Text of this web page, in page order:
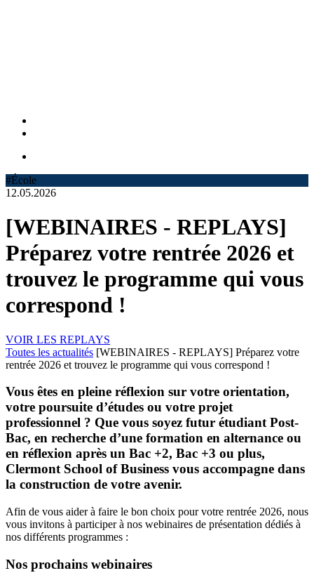
#École
12.05.2026
[WEBINAIRES - REPLAYS]
Préparez votre rentrée 2026 et
trouvez le programme qui vous
correspond !
VOIR LES REPLAYS
Toutes les actualités [WEBINAIRES - REPLAYS] Préparez votre
rentrée 2026 et trouvez le programme qui vous correspond !
Vous êtes en pleine réflexion sur votre orientation,
votre poursuite d’études ou votre projet
professionnel ? Que vous soyez futur étudiant Post-
Bac, en recherche d’une formation en alternance ou
en réflexion après un Bac +2, Bac +3 ou plus,
Clermont School of Business vous accompagne dans
la construction de votre avenir.
Afin de vous aider à faire le bon choix pour votre rentrée 2026, nous
vous invitons à participer à nos webinaires de présentation dédiés à
nos différents programmes :
Nos prochains webinaires